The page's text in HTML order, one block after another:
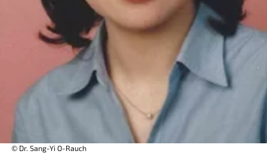
© Dr. Sang-Yi O-Rauch